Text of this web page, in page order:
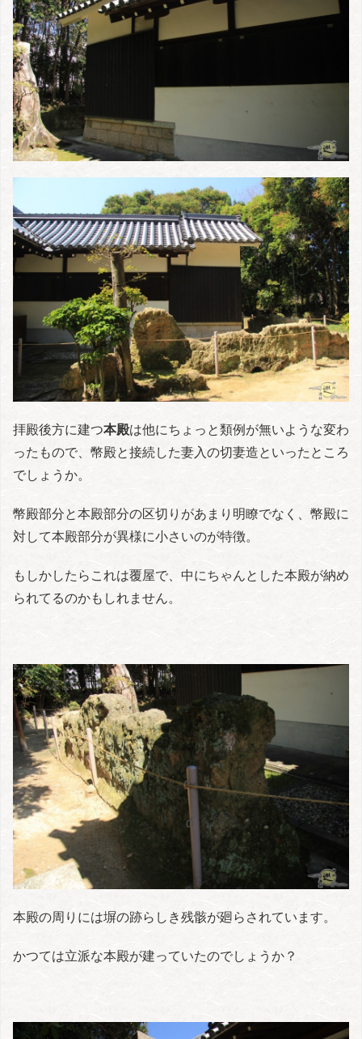
拝殿後方に建つ本殿は他にちょっと類例が無いような変わ
ったもので、幣殿と接続した妻入の切妻造といったところ
でしょうか。
幣殿部分と本殿部分の区切りがあまり明瞭でなく、幣殿に
対して本殿部分が異様に小さいのが特徴。
もしかしたらこれは覆屋で、中にちゃんとした本殿が納め
られてるのかもしれません。
本殿の周りには塀の跡らしき残骸が廻らされています。
かつては立派な本殿が建っていたのでしょうか？